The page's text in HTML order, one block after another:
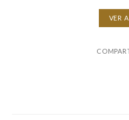
VER